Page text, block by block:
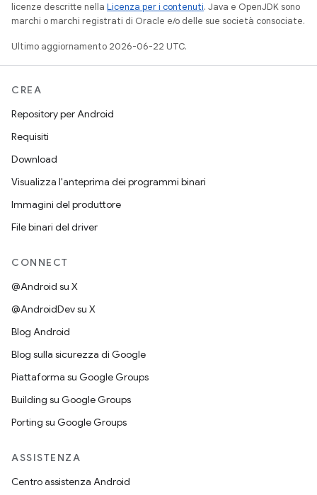
licenze descritte nella Licenza per i contenuti. Java e OpenJDK sono
marchi o marchi registrati di Oracle e/o delle sue società consociate.
Ultimo aggiornamento 2026-06-22 UTC.
CREA
Repository per Android
Requisiti
Download
Visualizza l'anteprima dei programmi binari
Immagini del produttore
File binari del driver
CONNECT
@Android su X
@AndroidDev su X
Blog Android
Blog sulla sicurezza di Google
Piattaforma su Google Groups
Building su Google Groups
Porting su Google Groups
ASSISTENZA
Centro assistenza Android